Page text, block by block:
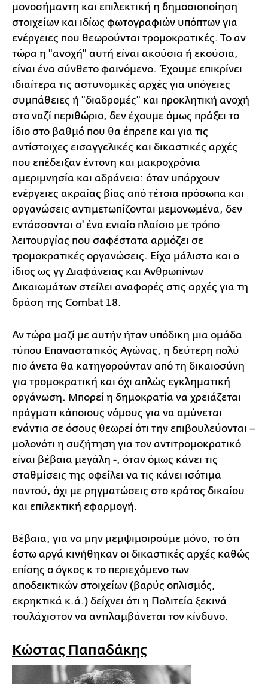
μονοσήμαντη και επιλεκτική η δημοσιοποίηση
στοιχείων και ιδίως φωτογραφιών υπόπτων για
ενέργειες που θεωρούνται τρομοκρατικές. Το αν
τώρα η "ανοχή" αυτή είναι ακούσια ή εκούσια,
είναι ένα σύνθετο φαινόμενο. Έχουμε επικρίνει
ιδιαίτερα τις αστυνομικές αρχές για υπόγειες
συμπάθειες ή "διαδρομές" και προκλητική ανοχή
στο ναζί περιθώριο, δεν έχουμε όμως πράξει το
ίδιο στο βαθμό που θα έπρεπε και για τις
αντίστοιχες εισαγγελικές και δικαστικές αρχές
που επέδειξαν έντονη και μακροχρόνια
αμεριμνησία και αδράνεια: όταν υπάρχουν
ενέργειες ακραίας βίας από τέτοια πρόσωπα και
οργανώσεις αντιμετωπίζονται μεμονωμένα, δεν
εντάσσονται σ' ένα ενιαίο πλαίσιο με τρόπο
λειτουργίας που σαφέστατα αρμόζει σε
τρομοκρατικές οργανώσεις. Είχα μάλιστα και ο
ίδιος ως γγ Διαφάνειας και Ανθρωπίνων
Δικαιωμάτων στείλει αναφορές στις αρχές για τη
δράση της Combat 18.
Αν τώρα μαζί με αυτήν ήταν υπόδικη μια ομάδα
τύπου Επαναστατικός Αγώνας, η δεύτερη πολύ
πιο άνετα θα κατηγορούνταν από τη δικαιοσύνη
για τρομοκρατική και όχι απλώς εγκληματική
οργάνωση. Μπορεί η δημοκρατία να χρειάζεται
πράγματι κάποιους νόμους για να αμύνεται
ενάντια σε όσους θεωρεί ότι την επιβουλεύονται –
μολονότι η συζήτηση για τον αντιτρομοκρατικό
είναι βέβαια μεγάλη -, όταν όμως κάνει τις
σταθμίσεις της οφείλει να τις κάνει ισότιμα
παντού, όχι με ρηγματώσεις στο κράτος δικαίου
και επιλεκτική εφαρμογή.
Βέβαια, για να μην μεμψιμοιρούμε μόνο, το ότι
έστω αργά κινήθηκαν οι δικαστικές αρχές καθώς
επίσης ο όγκος κ το περιεχόμενο των
αποδεικτικών στοιχείων (βαρύς οπλισμός,
εκρηκτικά κ.ά.) δείχνει ότι η Πολιτεία ξεκινά
τουλάχιστον να αντιλαμβάνεται τον κίνδυνο.
Κώστας Παπαδάκης